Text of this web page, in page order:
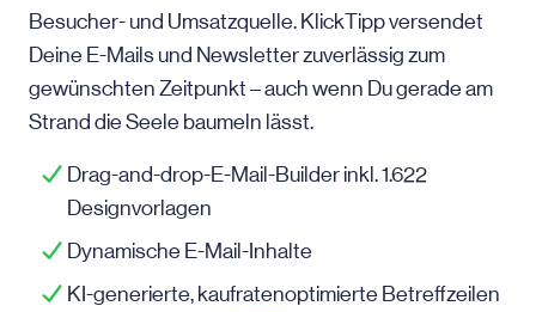
Besucher- und Umsatzquelle. KlickTipp versendet
Deine E-Mails und Newsletter zuverlässig zum
gewünschten Zeitpunkt – auch wenn Du gerade am
Strand die Seele baumeln lässt.
Drag-and-drop-E-Mail-Builder inkl. 1.622
Designvorlagen
Dynamische E-Mail-Inhalte
KI-generierte, kaufratenoptimierte Betreffzeilen